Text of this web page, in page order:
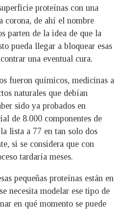
proteínas con una
corona, de ahí el nombre
parten de la idea de que la
pueda llegar a bloquear esas
una eventual cura.
fueron químicos, medicinas a
naturales que debían
sido ya probados en
de 8.000 componentes de
lista a 77 en tan solo dos
si se considera que con
tardaría meses.
pequeñas proteínas están en
necesita modelar ese tipo de
en qué momento se puede